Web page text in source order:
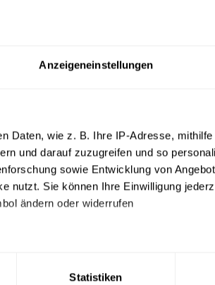
Anzeigeneinstellungen
Daten, wie z. B. Ihre IP-Adresse, mithilfe
und darauf zuzugreifen und so
sowie Entwicklung von
nutzt. Sie können Ihre Einwilligung
ändern oder widerrufen
(Fingerprinting) identifizieren
Statistiken
dem Platz gutgetan hat. Mit dem VfB
sein Engagement und wünscht ihm
alles Gute.